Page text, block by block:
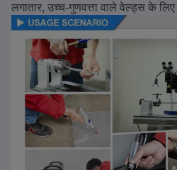
लगातार, उच्च-गुणवत्ता वाले वेल्ड्स के